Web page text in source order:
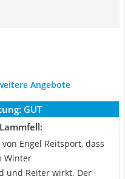
Angebote
GUT
Engel Reitsport, dass
Winter
und Reiter wirkt. Der